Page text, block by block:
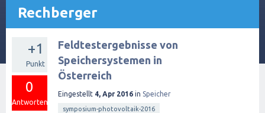
Rechberger
+1
Punkt
0
Antworten
Feldtestergebnisse von
Speichersystemen in
Österreich
Eingestellt 4, Apr 2016 in Speicher
symposium-photovoltaik-2016